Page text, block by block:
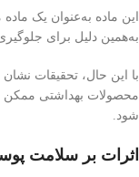
این ماده به‌عنوان یک
به‌همین دلیل برای
با این حال، تحقیقات
محصولات بهداشتی ممکن
شود.
اثرات بر سلامت